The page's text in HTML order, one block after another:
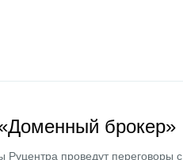
брокер»
Руцентра проведут переговоры с